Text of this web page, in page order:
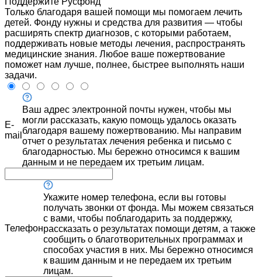
Только благодаря вашей помощи мы помогаем лечить
детей. Фонду нужны и средства для развития — чтобы
расширять спектр диагнозов, с которыми работаем,
поддерживать новые методы лечения, распространять
медицинские знания. Любое ваше пожертвование
поможет нам лучше, полнее, быстрее выполнять наши
задачи.
E-
mail
Ваш адрес электронной почты нужен, чтобы мы
могли рассказать, какую помощь удалось оказать
благодаря вашему пожертвованию. Мы направим
отчет о результатах лечения ребенка и письмо с
благодарностью. Мы бережно относимся к вашим
данным и не передаем их третьим лицам.
Телефон
Укажите номер телефона, если вы готовы
получать звонки от фонда. Мы можем связаться
с вами, чтобы поблагодарить за поддержку,
рассказать о результатах помощи детям, а также
сообщить о благотворительных программах и
способах участия в них. Мы бережно относимся
к вашим данным и не передаем их третьим
лицам.